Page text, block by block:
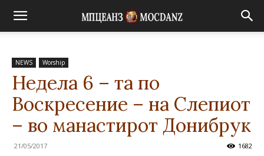
NEWS Worship
Недела 6 – та по
Воскресение – на Слепиот
– во манастирот Донибрук
21/05/2017 1682